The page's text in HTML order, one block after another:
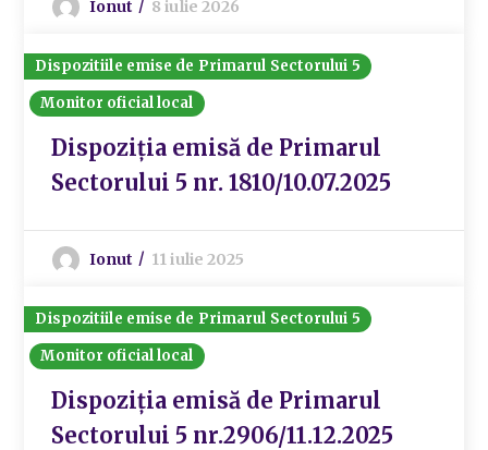
Ionut 8 iulie 2026
Dispozitiile emise de Primarul Sectorului 5
Monitor oficial local
Dispoziția emisă de Primarul
Sectorului 5 nr. 1810/10.07.2025
Ionut 11 iulie 2025
Dispozitiile emise de Primarul Sectorului 5
Monitor oficial local
Dispoziția emisă de Primarul
Sectorului 5 nr.2906/11.12.2025